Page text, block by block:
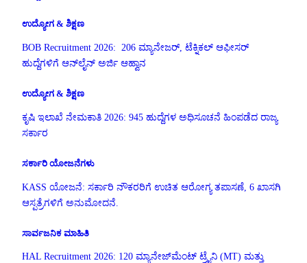
ಉದ್ಯೋಗ & ಶಿಕ್ಷಣ
BOB Recruitment 2026: 206 ಮ್ಯಾನೇಜರ್, ಟೆಕ್ನಿಕಲ್ ಆಫೀಸರ್
ಹುದ್ದೆಗಳಿಗೆ ಆನ್‌ಲೈನ್ ಅರ್ಜಿ ಆಹ್ವಾನ
ಉದ್ಯೋಗ & ಶಿಕ್ಷಣ
ಕೃಷಿ ಇಲಾಖೆ ನೇಮಕಾತಿ 2026: 945 ಹುದ್ದೆಗಳ ಅಧಿಸೂಚನೆ ಹಿಂಪಡೆದ ರಾಜ್ಯ
ಸರ್ಕಾರ
ಸರ್ಕಾರಿ ಯೋಜನೆಗಳು
KASS ಯೋಜನೆ: ಸರ್ಕಾರಿ ನೌಕರರಿಗೆ ಉಚಿತ ಆರೋಗ್ಯ ತಪಾಸಣೆ, 6 ಖಾಸಗಿ
ಆಸ್ಪತ್ರೆಗಳಿಗೆ ಅನುಮೋದನೆ.
ಸಾರ್ವಜನಿಕ ಮಾಹಿತಿ
HAL Recruitment 2026: 120 ಮ್ಯಾನೇಜ್‌ಮೆಂಟ್ ಟ್ರೈನಿ (MT) ಮತ್ತು